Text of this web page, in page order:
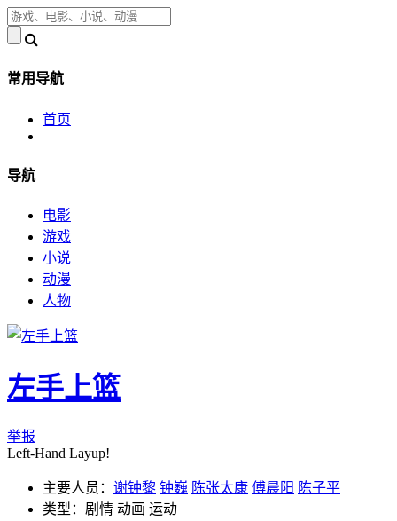
常用导航
首页
导航
电影
游戏
小说
动漫
人物
左手上篮
举报
Left-Hand Layup!
主要人员： 谢钟黎 钟巍 陈张太康 傅晨阳 陈子平
类型：剧情 动画 运动